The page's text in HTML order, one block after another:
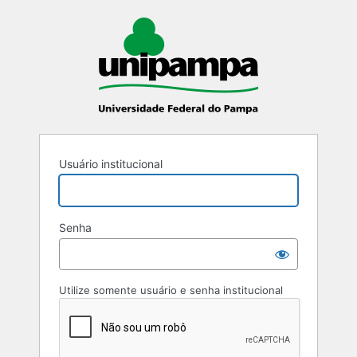
Usuário institucional
Senha
Utilize somente usuário e senha institucional